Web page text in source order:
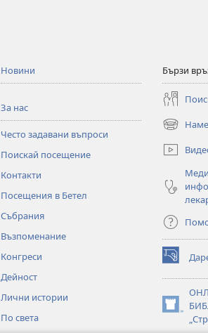
Новини
За нас
Често задавани въпроси
Поискай посещение
Контакти
Посещения в Бетел
Събрания
Възпоменание
Конгреси
Дейност
Лични истории
По света
Бързи
(отваря
нов
прозорец)
(отваря
нов
прозорец)
(отваря